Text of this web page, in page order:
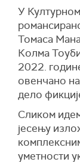
У
Томаса
Колма
2022.
овенчано
дело
Сликом
јесењу
уметности